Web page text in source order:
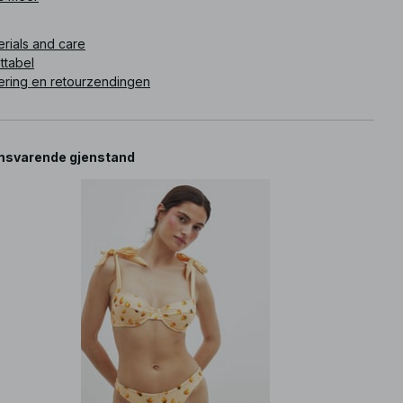
and care
en retourzendingen
gjenstand